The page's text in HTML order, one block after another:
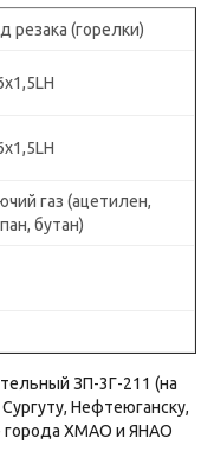
резака (горелки)
газ (ацетилен,
бутан)
ЗП-3Г-211 (на
Нефтеюганску,
города ХМАО и ЯНАО